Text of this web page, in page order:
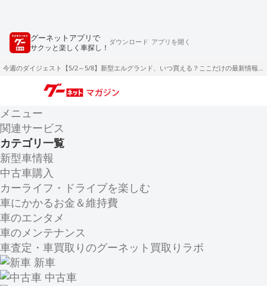
グーネットアプリで
サクッと楽しく車探し！
ダウンロード アプリを開く
今週のダイジェスト【5/2～5/8】新型エルグランド、いつ買える？ここだけの最新情報！
メニュー
関連サービス
カテゴリ一覧
新型車情報
中古車購入
カーライフ・ドライブを楽しむ
車にかかるお金＆維持費
車のエンタメ
車のメンテナンス
車査定・車買取りのグーネット買取りラボ
新車
中古車